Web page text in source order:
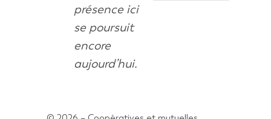
présence ici
se poursuit
encore
aujourd’hui.